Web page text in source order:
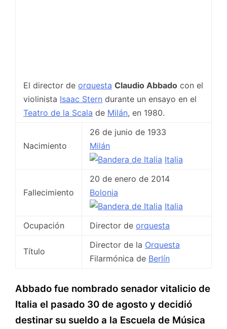
El director de orquesta Claudio Abbado con el
violinista Isaac Stern durante un ensayo en el
Teatro de la Scala de Milán, en 1980.
Nacimiento
26 de junio de 1933
Milán
Italia
Fallecimiento
20 de enero de 2014
Bolonia
Italia
Ocupación
Director de orquesta
Título
Director de la Orquesta
Filarmónica de Berlín
Abbado fue nombrado senador vitalicio de
Italia el pasado 30 de agosto y decidió
destinar su sueldo a la Escuela de Música